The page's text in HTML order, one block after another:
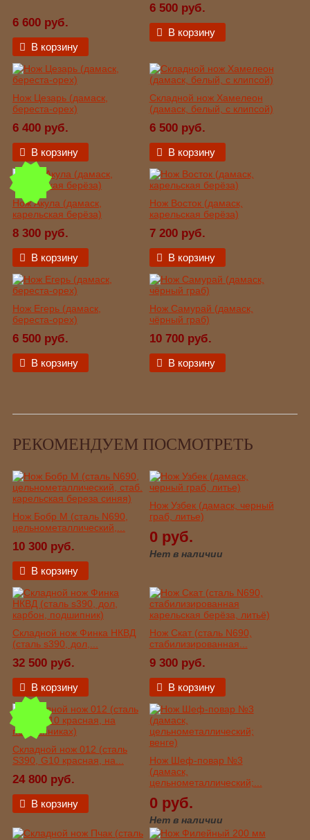
6 600 руб.
В корзину
6 500 руб.
В корзину
Нож Цезарь (дамаск,
береста-орех)
6 400 руб.
В корзину
Складной нож Хамелеон
(дамаск, белый, с клипсой)
6 500 руб.
В корзину
Нож Акула (дамаск,
карельская берёза)
8 300 руб.
В корзину
Нож Восток (дамаск,
карельская берёза)
7 200 руб.
В корзину
Нож Егерь (дамаск,
береста-орех)
6 500 руб.
В корзину
Нож Самурай (дамаск,
чёрный граб)
10 700 руб.
В корзину
РЕКОМЕНДУЕМ ПОСМОТРЕТЬ
Нож Бобр М (сталь N690,
цельнометаллический,...
10 300 руб.
В корзину
Нож Узбек (дамаск, черный
граб, литье)
0 руб.
Нет в наличии
Складной нож Финка НКВД
(сталь s390, дол,...
32 500 руб.
В корзину
Нож Скат (сталь N690,
стабилизированная...
9 300 руб.
В корзину
Складной нож 012 (сталь
S390, G10 красная, на...
24 800 руб.
В корзину
Нож Шеф-повар №3
(дамаск,
цельнометаллический;...
0 руб.
Нет в наличии